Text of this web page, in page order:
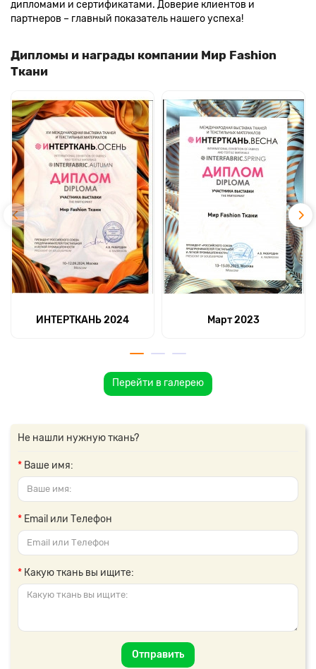
дипломами и сертификатами. Доверие клиентов и
партнеров – главный показатель нашего успеха!
Дипломы и награды компании Мир Fashion
Ткани
ИНТЕРТКАНЬ 2024 Март 2023
Перейти в галерею
Не нашли нужную ткань?
Ваше имя:
Email или Телефон
Какую ткань вы ищите:
Отправить